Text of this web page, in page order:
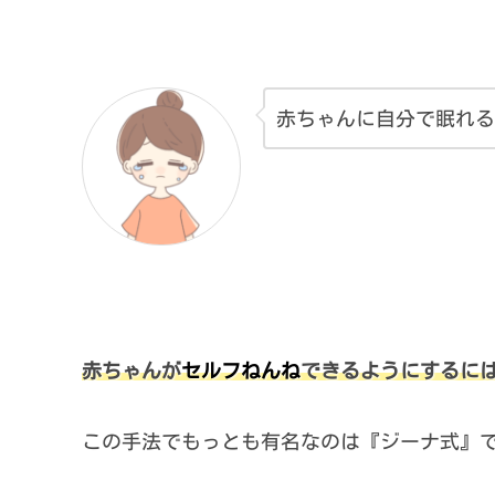
赤ちゃんに自分で眠れ
赤ちゃんがセルフねんねできるようにするに
この手法でもっとも有名なのは『ジーナ式』